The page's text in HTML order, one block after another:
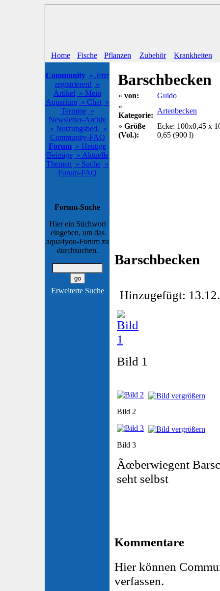
Home Fische Pflanzen Zubehör Krankheiten
Community » Jetzt
registrieren! »
Artikel » Mein
Aquarium » Chat »
Termine »
Newsletter-Archiv
» Nutzungsbed. »
Community-FAQ
Forum » Heutige
Beiträge » Aktuelle
Themen » Suche »
Forum-FAQ
Forum-Suche
Hier ein Stichwort
eingeben, um das
aqua4you-Forum zu
durchsuchen.
Erweiterte Suche
Barschbecken
» von:
Guido
»
Kategorie:
Artenbecken
» Größe
(Vol.):
Ecke: 100x0,45 x
0,65 (900 l)
Barschbecken
Hinzugefügt:
Bild 1
Bild 2
Bild 3
Ãœberwiegent
seht selbst
Kommentare
Hier können
verfassen.